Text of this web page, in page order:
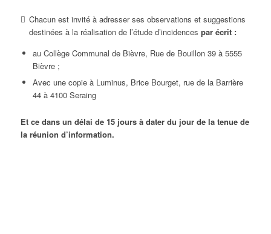
Chacun est invité à adresser ses observations et suggestions
destinées à la réalisation de l’étude d’incidencespar écrit :
au Collège Communal de Bièvre, Rue de Bouillon 39 à 5555
Bièvre ;
Avec une copie à Luminus, Brice Bourget, rue de la Barrière
44 à 4100 Seraing
Et ce dans un délai de 15 jours à dater du jour de la tenue de
la réunion d’information.